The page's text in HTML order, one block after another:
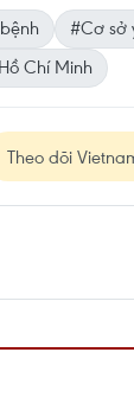
#Cơ sở
Chí Minh
Theo dõi